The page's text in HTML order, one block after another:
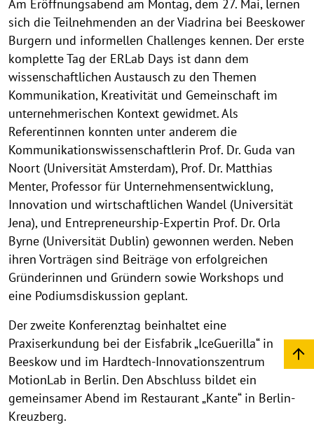
Am Eröffnungsabend am Montag, dem 27. Mai, lernen
sich die Teilnehmenden an der Viadrina bei Beeskower
Burgern und informellen Challenges kennen. Der erste
komplette Tag der ERLab Days ist dann dem
wissenschaftlichen Austausch zu den Themen
Kommunikation, Kreativität und Gemeinschaft im
unternehmerischen Kontext gewidmet. Als
Referentinnen konnten unter anderem die
Kommunikationswissenschaftlerin Prof. Dr. Guda van
Noort (Universität Amsterdam), Prof. Dr. Matthias
Menter, Professor für Unternehmensentwicklung,
Innovation und wirtschaftlichen Wandel (Universität
Jena), und Entrepreneurship-Expertin Prof. Dr. Orla
Byrne (Universität Dublin) gewonnen werden. Neben
ihren Vorträgen sind Beiträge von erfolgreichen
Gründerinnen und Gründern sowie Workshops und
eine Podiumsdiskussion geplant.
Der zweite Konferenztag beinhaltet eine
Praxiserkundung bei der Eisfabrik „IceGuerilla“ in
Beeskow und im Hardtech-Innovationszentrum
MotionLab in Berlin. Den Abschluss bildet ein
gemeinsamer Abend im Restaurant „Kante“ in Berlin-
Kreuzberg.